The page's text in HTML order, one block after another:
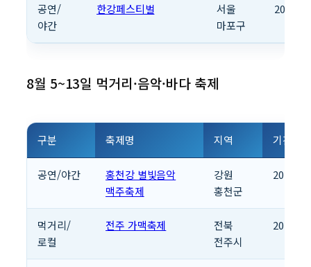
공연/
야간
한강페스티벌
서울
마포구
8월 5~13일 먹거리·음악·바다 축제
구분 축제명 지역 기간
공연/야간
홍천강 별빛음악
맥주축제
강원
홍천군
먹거리/
로컬
전주 가맥축제
전북
전주시